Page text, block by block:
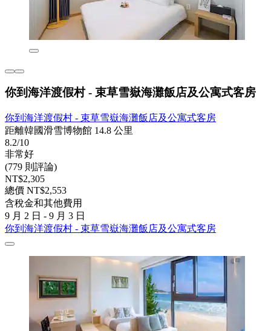
你到海洋渡假村 - 束草雪嶽海灘飯店及公寓式客房
你到海洋渡假村 - 束草雪嶽海灘飯店及公寓式客房
距離韓國滑雪博物館 14.8 公里
8.2/10
非常好
(779 則評論)
NT$2,305
總價 NT$2,553
含稅金和其他費用
9 月 2 日 - 9 月 3 日
你到海洋渡假村 - 束草雪嶽海灘飯店及公寓式客房